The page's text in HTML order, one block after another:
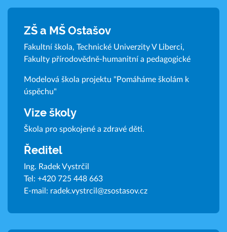
ZŠ a MŠ Ostašov
Fakultní škola, Technické Univerzity V Liberci,
Fakulty přírodovědně-humanitní a pedagogické
Modelová škola projektu "Pomáháme školám k
úspěchu"
Vize školy
Škola pro spokojené a zdravé děti.
Ředitel
Ing. Radek Vystrčil
Tel: +420 725 448 663
E-mail: radek.vystrcil@zsostasov.cz